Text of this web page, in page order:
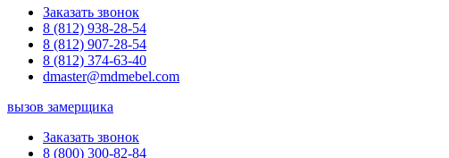
Заказать звонок
8 (812) 938-28-54
8 (812) 907-28-54
8 (812) 374-63-40
dmaster@mdmebel.com
вызов замерщика
Заказать звонок
8 (800) 300-82-84